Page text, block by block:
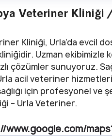
Veteriner Kliniği
Kliniği, Urla’da evcil
Uzman ekibimizle
çözümler sunuyoruz.
acil veteriner
için profesyonel
– Urla Veteriner.
www.google.com/